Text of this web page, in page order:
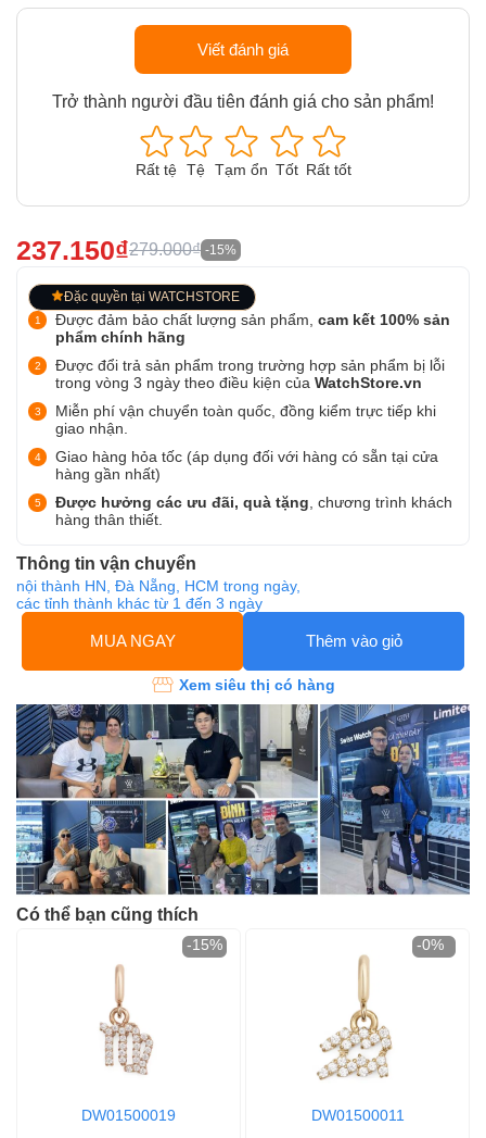
Viết đánh giá
Trở thành người đầu tiên đánh giá cho sản phẩm!
Rất tệ Tệ Tạm ổn Tốt Rất tốt
237.150₫279.000₫ -15%
Đặc quyền tại WATCHSTORE
Được đảm bảo chất lượng sản phẩm, cam kết 100% sản
phẩm chính hãng
Được đổi trả sản phẩm trong trường hợp sản phẩm bị lỗi
trong vòng 3 ngày theo điều kiện của WatchStore.vn
Miễn phí vận chuyển toàn quốc, đồng kiểm trực tiếp khi
giao nhận.
Giao hàng hỏa tốc (áp dụng đối với hàng có sẵn tại cửa
hàng gần nhất)
Được hưởng các ưu đãi, quà tặng , chương trình khách
hàng thân thiết.
Thông tin vận chuyển
nội thành HN, Đà Nẵng, HCM trong ngày,
các tỉnh thành khác từ 1 đến 3 ngày
MUA NGAY Thêm vào giỏ
Xem siêu thị có hàng
Có thể bạn cũng thích
DW01500019
-15%
DW01500011
-0%